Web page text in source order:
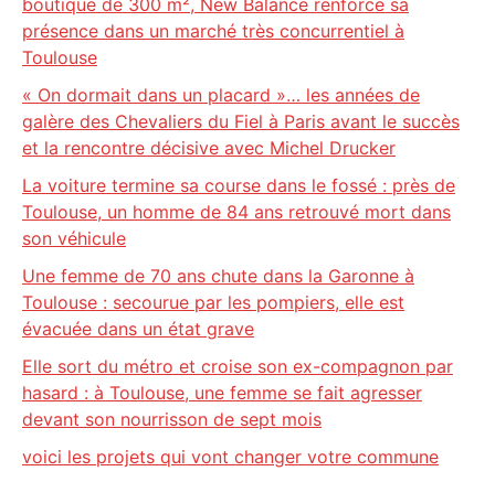
boutique de 300 m², New Balance renforce sa
présence dans un marché très concurrentiel à
Toulouse
« On dormait dans un placard »… les années de
galère des Chevaliers du Fiel à Paris avant le succès
et la rencontre décisive avec Michel Drucker
La voiture termine sa course dans le fossé : près de
Toulouse, un homme de 84 ans retrouvé mort dans
son véhicule
Une femme de 70 ans chute dans la Garonne à
Toulouse : secourue par les pompiers, elle est
évacuée dans un état grave
Elle sort du métro et croise son ex-compagnon par
hasard : à Toulouse, une femme se fait agresser
devant son nourrisson de sept mois
voici les projets qui vont changer votre commune